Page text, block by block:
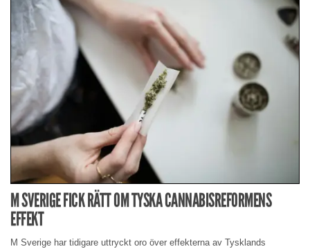
M SVERIGE FICK RÄTT OM TYSKA CANNABISREFORMENS
EFFEKT
M Sverige har tidigare uttryckt oro över effekterna av Tysklands